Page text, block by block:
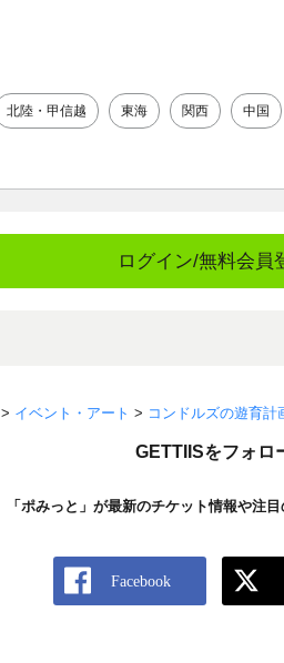
北陸・甲信越 東海 関西 中国
ログイン/無料会員
> イベント・アート > コンドルズの遊育
GETTIISをフォロ
「ポみっと」が最新のチケット情報や注